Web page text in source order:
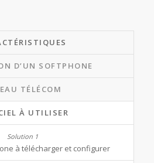
D’UN SOFTPHONE
TÉLÉCOM
À UTILISER
à télécharger et configurer